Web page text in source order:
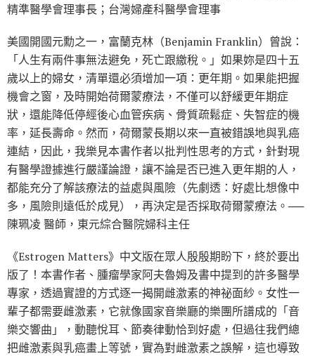
精準醫學會理事長；台灣婦產科醫學會理事
美國開國元勳之一，富蘭克林（Benjamin Franklin）曾說：
「人生有兩件事無法避免，死亡跟繳稅。」如果妳是四十五
歲以上的婦女，清單還必須增加一項：更年期。如果能把握
機會之窗，及時開始荷爾蒙療法，不僅可以舒緩更年期症
狀，還能降低停經後心血管疾病、骨質疏鬆症、失智症的機
率，延長壽命。然而，荷爾蒙長期以來一直被錯誤地與乳癌
連結，因此，我樂見本書作者以批判性思考的方式，針對現
有醫學證據進行嚴謹論證，讓不論是否已進入更年期的人，
都能充分了解該療法的益處與風險（先劇透：好處比想像中
多，風險則遠低於成見），再決定是否採取荷爾蒙療法。──
陳珮凌 醫師，東元綜合醫院婦科主任
《Estrogen Matters》中文版在眾人殷殷期盼下，終於要出
版了！本書作者、腫瘤學家阿夫魯姆及書中提到的許多醫學
專家，透過實證的方式逐一揭開雌激素的神祕面紗。女性一
輩子都需要雌激素，它就像國家音樂廳的樂團所譜成的「音
樂交響曲」，動聽悅耳、節奏律動恰到好處，但過往我們總
把雌激素與乳癌畫上等號，實為對雌激素之誤解，這也導致